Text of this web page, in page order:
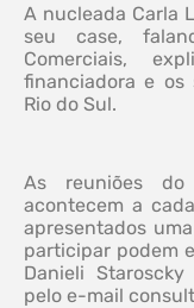
A nucleada Carla
seu case,
Comerciais,
financiadora e os
Rio do Sul.
As reuniões do
acontecem a
apresentados
participar podem
Danieli
pelo e-mail